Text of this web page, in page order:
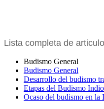
Lista completa de
Budismo General
Budismo General
Desarrollo del budismo
Etapas del Budismo
Ocaso del budismo en la